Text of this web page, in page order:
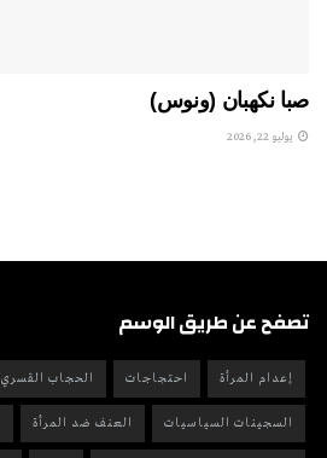
صبا نكهبان (ونوس)
يوليو 22, 2026
تصفح عن طريق الوسم
إعدام المرأة احتجاجات الحجاب القسري
السجينات السياسيات العنف ضد المرأة